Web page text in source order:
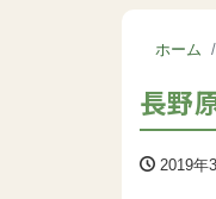
ホーム
長野
2019年